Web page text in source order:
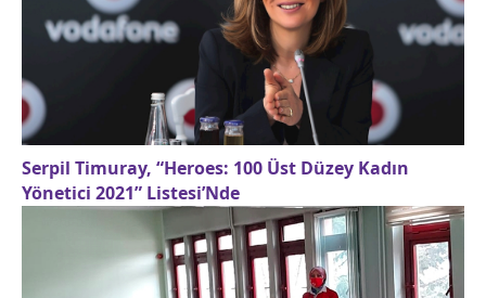
Serpil Timuray, “Heroes: 100 Üst Düzey Kadın
Yönetici 2021” Listesi’Nde